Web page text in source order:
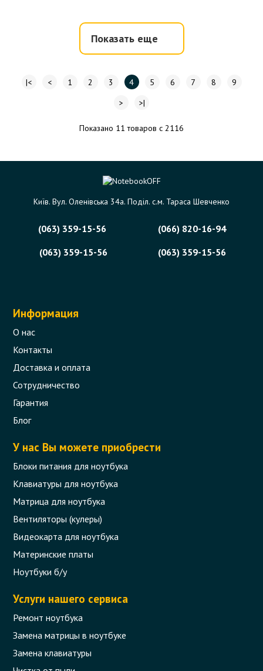
Показать еще
|< < 1 2 3 4 5 6 7 8
9
>
>|
Показано 11 товаров с 2116
Київ. Вул. Оленівська 34а. Поділ. с.м. Тараса Шевченко
(063) 359-15-56
(066) 820-16-94
(063) 359-15-56
(063) 359-15-56
Информация
О нас
Контакты
Доставка и оплата
Сотрудничество
Гарантия
Блог
У нас Вы можете приобрести
Блоки питания для ноутбука
Клавиатуры для ноутбука
Матрица для ноутбука
Вентиляторы (кулеры)
Видеокарта для ноутбука
Материнские платы
Ноутбуки б/у
Услуги нашего сервиса
Ремонт ноутбука
Замена матрицы в ноутбуке
Замена клавиатуры